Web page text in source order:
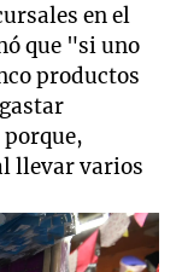
en el
que "si uno
productos
llevar varios